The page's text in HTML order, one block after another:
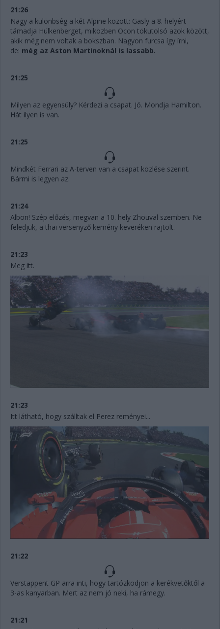
21:26
Nagy a különbség a két Alpine között: Gasly a 8. helyért
támadja Hülkenberget, miközben Ocon tökutolsó azok között,
akik még nem voltak a bokszban. Nagyon furcsa így írni,
de: még az Aston Martinoknál is lassabb.
21:25
Milyen az egyensúly? Kérdezi a csapat. Jó. Mondja Hamilton.
Hát ilyen is van.
21:25
Mindkét Ferrari az A-terven van a csapat közlése szerint.
Bármi is legyen az.
21:24
Albon! Szép előzés, megvan a 10. hely Zhouval szemben. Ne
feledjük, a thai versenyző kemény keveréken rajtolt.
21:23
Meg itt.
21:23
Itt látható, hogy szálltak el Perez reményei...
21:22
Verstappent GP arra inti, hogy tartózkodjon a kerékvetőktől a
3-as kanyarban. Mert az nem jó neki, ha rámegy.
21:21